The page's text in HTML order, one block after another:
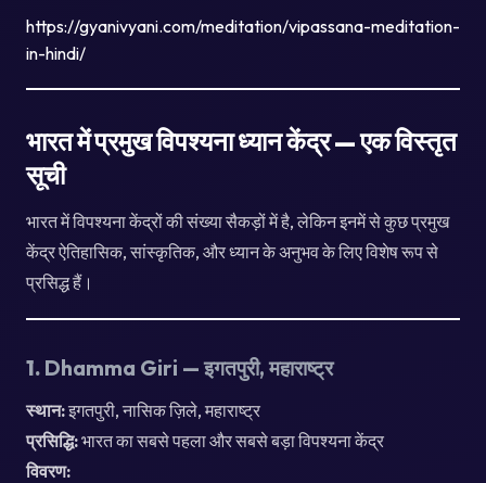
https://gyanivyani.com/meditation/vipassana-meditation-
in-hindi/
भारत में प्रमुख विपश्यना ध्यान केंद्र — एक विस्तृत
सूची
भारत में विपश्यना केंद्रों की संख्या सैकड़ों में है, लेकिन इनमें से कुछ प्रमुख
केंद्र ऐतिहासिक, सांस्कृतिक, और ध्यान के अनुभव के लिए विशेष रूप से
प्रसिद्ध हैं।
1. Dhamma Giri — इगतपुरी, महाराष्ट्र
स्थान:इगतपुरी, नासिक ज़िले, महाराष्ट्र
प्रसिद्धि:भारत का सबसे पहला और सबसे बड़ा विपश्यना केंद्र
विवरण: